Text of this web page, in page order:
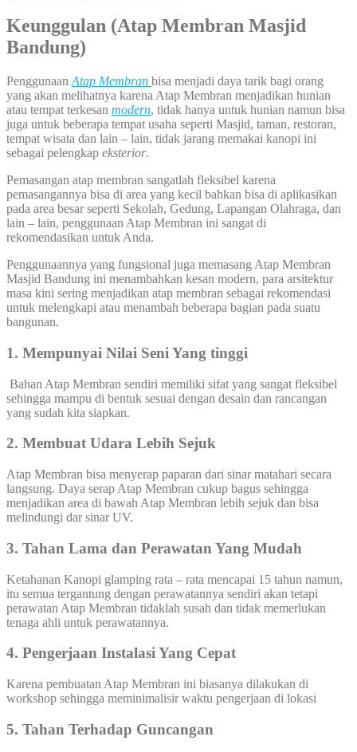
Keunggulan (Atap Membran Masjid
Bandung)
Penggunaan Atap Membran bisa menjadi daya tarik bagi orang
yang akan melihatnya karena Atap Membran menjadikan hunian
atau tempat terkesan modern, tidak hanya untuk hunian namun bisa
juga untuk beberapa tempat usaha seperti Masjid, taman, restoran,
tempat wisata dan lain – lain, tidak jarang memakai kanopi ini
sebagai pelengkap eksterior.
Pemasangan atap membran sangatlah fleksibel karena
pemasangannya bisa di area yang kecil bahkan bisa di aplikasikan
pada area besar seperti Sekolah, Gedung, Lapangan Olahraga, dan
lain – lain, penggunaan Atap Membran ini sangat di
rekomendasikan untuk Anda.
Penggunaannya yang fungsional juga memasang Atap Membran
Masjid Bandung ini menambahkan kesan modern, para arsitektur
masa kini sering menjadikan atap membran sebagai rekomendasi
untuk melengkapi atau menambah beberapa bagian pada suatu
bangunan.
1. Mempunyai Nilai Seni Yang tinggi
Bahan Atap Membran sendiri memiliki sifat yang sangat fleksibel
sehingga mampu di bentuk sesuai dengan desain dan rancangan
yang sudah kita siapkan.
2. Membuat Udara Lebih Sejuk
Atap Membran bisa menyerap paparan dari sinar matahari secara
langsung. Daya serap Atap Membran cukup bagus sehingga
menjadikan area di bawah Atap Membran lebih sejuk dan bisa
melindungi dar sinar UV.
3. Tahan Lama dan Perawatan Yang Mudah
Ketahanan Kanopi glamping rata – rata mencapai 15 tahun namun,
itu semua tergantung dengan perawatannya sendiri akan tetapi
perawatan Atap Membran tidaklah susah dan tidak memerlukan
tenaga ahli untuk perawatannya.
4. Pengerjaan Instalasi Yang Cepat
Karena pembuatan Atap Membran ini biasanya dilakukan di
workshop sehingga meminimalisir waktu pengerjaan di lokasi
5. Tahan Terhadap Guncangan